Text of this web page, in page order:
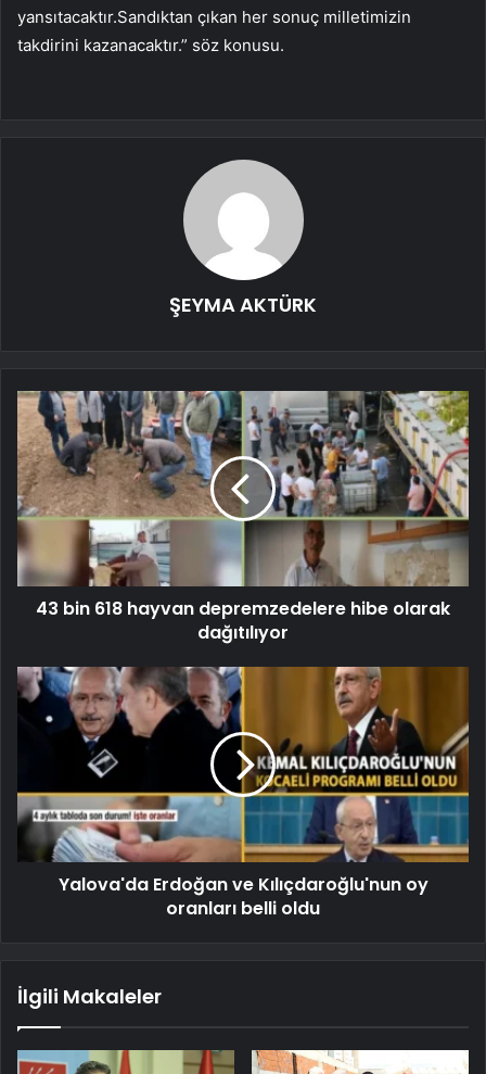
yansıtacaktır.Sandıktan çıkan her sonuç milletimizin
takdirini kazanacaktır.” söz konusu.
ŞEYMA AKTÜRK
43 bin 618 hayvan depremzedelere hibe olarak
dağıtılıyor
Yalova'da Erdoğan ve Kılıçdaroğlu'nun oy
oranları belli oldu
İlgili Makaleler